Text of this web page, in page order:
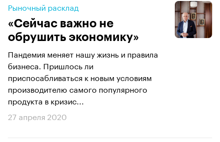
Рыночный расклад
«Сейчас важно не
обрушить экономику»
Пандемия меняет нашу жизнь и правила
бизнеса. Пришлось ли
приспосабливаться к новым условиям
производителю самого популярного
продукта в кризис...
27 апреля 2020